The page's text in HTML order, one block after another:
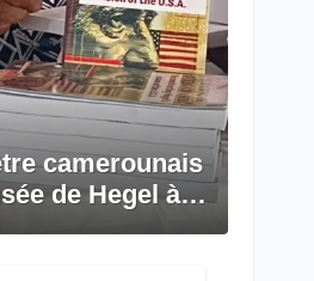
camerounais
de Hegel à